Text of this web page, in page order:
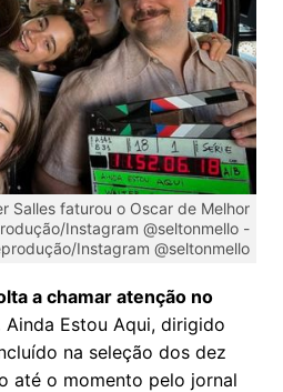
Salles faturou o Oscar de Melhor
Instagram @seltonmello -
Instagram @seltonmello
a chamar atenção no
Ainda Estou Aqui, dirigido
na seleção dos dez
até o momento pelo jornal